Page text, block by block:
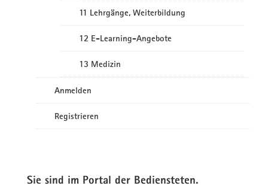
11 Lehrgänge, Weiterbildung
12 E-Learning-Angebote
13 Medizin
Anmelden
Registrieren
Sie sind im Portal der Bediensteten.